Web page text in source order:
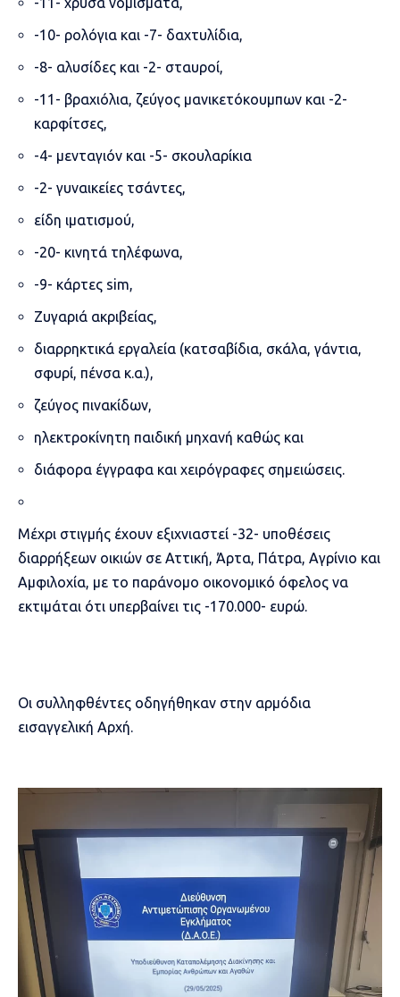
-10- ρολόγια και -7- δαχτυλίδια,
-8- αλυσίδες και -2- σταυροί,
-11- βραχιόλια, ζεύγος μανικετόκουμπων και -2-
καρφίτσες,
-4- μενταγιόν και -5- σκουλαρίκια
-2- γυναικείες τσάντες,
είδη ιματισμού,
-20- κινητά τηλέφωνα,
-9- κάρτες sim,
Ζυγαριά ακριβείας,
διαρρηκτικά εργαλεία (κατσαβίδια, σκάλα, γάντια,
σφυρί, πένσα κ.α.),
ζεύγος πινακίδων,
ηλεκτροκίνητη παιδική μηχανή καθώς και
διάφορα έγγραφα και χειρόγραφες σημειώσεις.
Μέχρι στιγμής έχουν εξιχνιαστεί -32- υποθέσεις
διαρρήξεων οικιών σε Αττική, Άρτα, Πάτρα, Αγρίνιο και
Αμφιλοχία, με το παράνομο οικονομικό όφελος να
εκτιμάται ότι υπερβαίνει τις -170.000- ευρώ.
Οι συλληφθέντες οδηγήθηκαν στην αρμόδια
εισαγγελική Αρχή.